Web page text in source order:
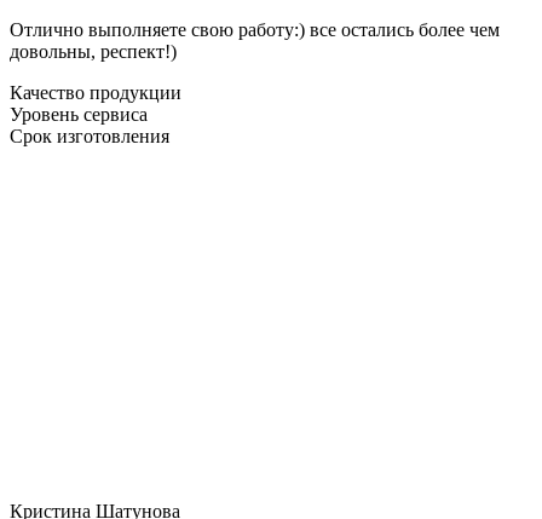
Отлично выполняете свою работу:) все остались более чем
довольны, респект!)
Качество продукции
Уровень сервиса
Срок изготовления
Кристина Шатунова